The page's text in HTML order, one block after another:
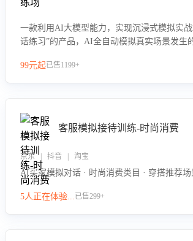
一款利用AI大模型能力，实现沉浸式模拟实
话练习”的产品，AI全自动模拟真实场景发生
力。
99元起已售1199+
客服模拟接待训练-时尚消费
京东 | 抖音 | 淘宝
AI买家模拟对话 · 时尚消费类目 · 穿搭推荐场
5人正在体验...已售299+